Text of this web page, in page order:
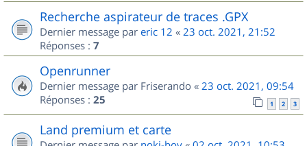
Recherche aspirateur de traces .GPX
Dernier message par eric 12 « 23 oct. 2021, 21:52
Réponses : 7
Openrunner
Dernier message par Friserando « 23 oct. 2021, 09:54
Réponses : 25 1 2 3
Land premium et carte